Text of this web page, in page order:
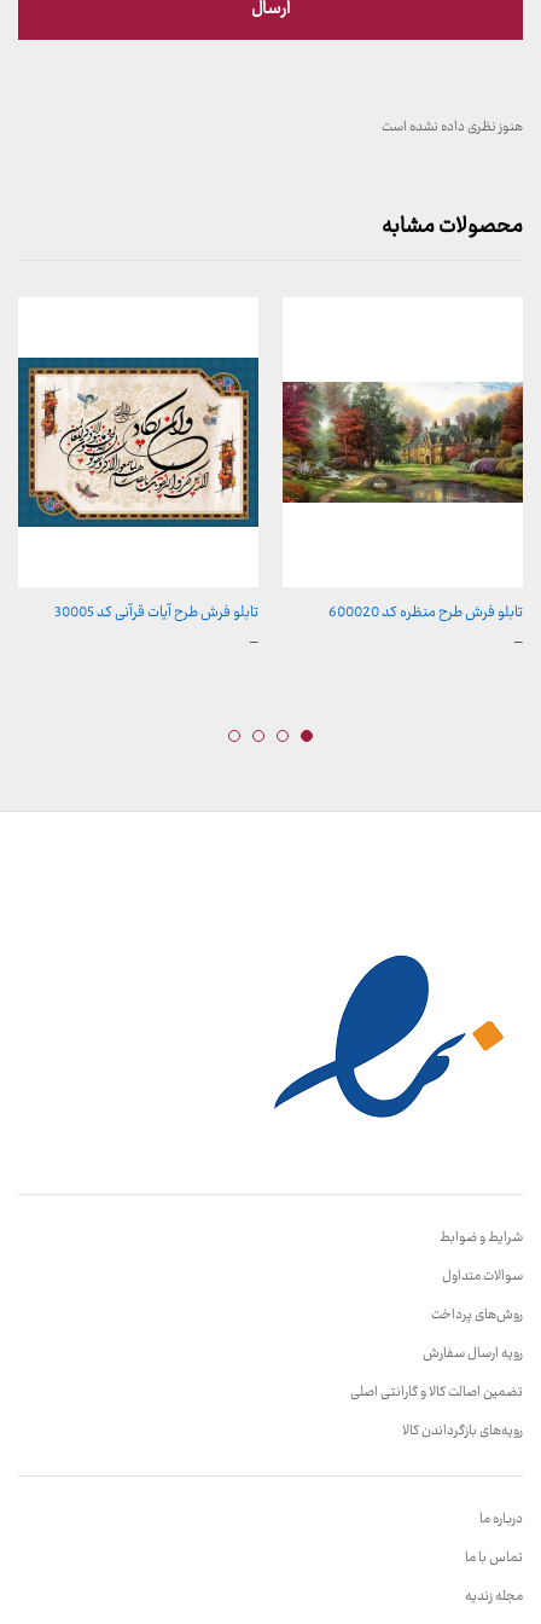
هنوز نظری داده نشده است
محصولات مشابه
تابلو فرش طرح منظره کد 600020
–محدوده
تابلو فرش طرح آیات قرآنی کد 30005
–محدوده
شرایط و ضوابط
سوالات متداول
روش‌های پرداخت
رویه ارسال سفارش
تضمین اصالت کالا و گارانتی اصلی
رویه‌های بازگرداندن کالا
درباره ما
تماس با ما
مجله زندیه